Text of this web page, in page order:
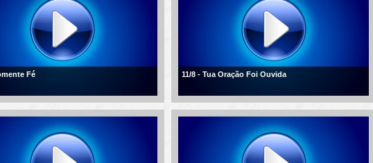
Fé 11/8 - Tua Oração Foi Ouvida